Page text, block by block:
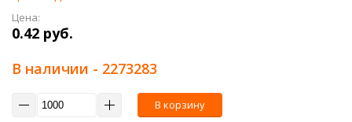
Цена:
0.42 руб.
В наличии - 2273283
В корзину